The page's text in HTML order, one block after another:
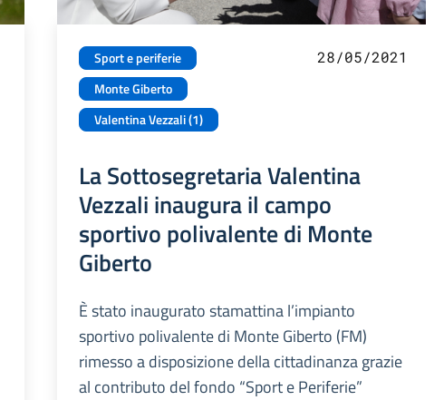
Sport e periferie
Monte Giberto
Valentina Vezzali (1)
28/05/2021
La Sottosegretaria Valentina
Vezzali inaugura il campo
sportivo polivalente di Monte
Giberto
È stato inaugurato stamattina l’impianto
sportivo polivalente di Monte Giberto (FM)
rimesso a disposizione della cittadinanza grazie
al contributo del fondo “Sport e Periferie”